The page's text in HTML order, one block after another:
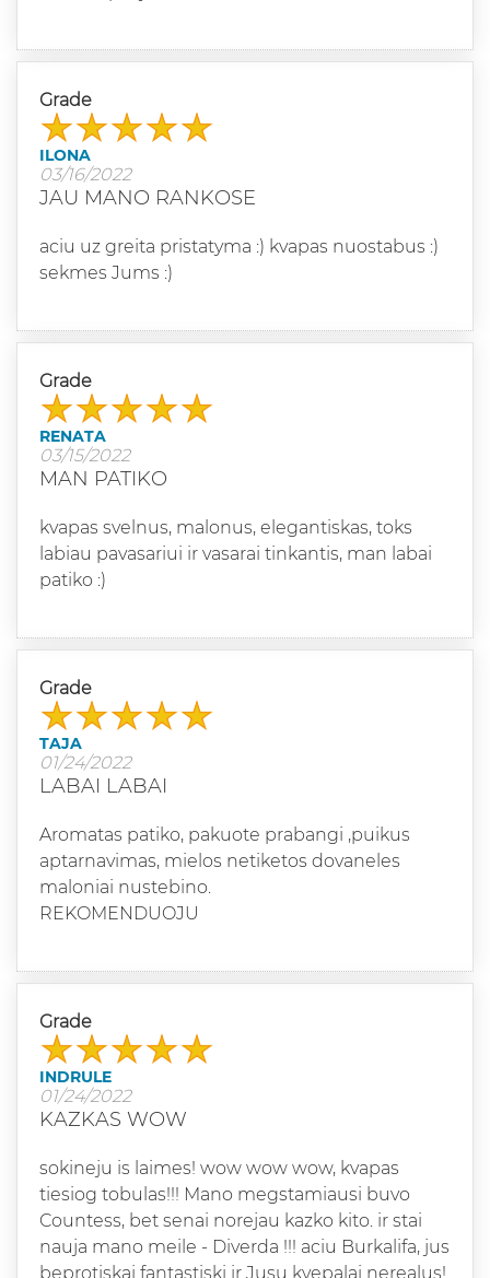
Grade
ILONA
03/16/2022
JAU MANO RANKOSE
aciu uz greita pristatyma :) kvapas nuostabus :)
sekmes Jums :)
Grade
RENATA
03/15/2022
MAN PATIKO
kvapas svelnus, malonus, elegantiskas, toks
labiau pavasariui ir vasarai tinkantis, man labai
patiko :)
Grade
TAJA
01/24/2022
LABAI LABAI
Aromatas patiko, pakuote prabangi ,puikus
aptarnavimas, mielos netiketos dovaneles
maloniai nustebino.
REKOMENDUOJU
Grade
INDRULE
01/24/2022
KAZKAS WOW
sokineju is laimes! wow wow wow, kvapas
tiesiog tobulas!!! Mano megstamiausi buvo
Countess, bet senai norejau kazko kito. ir stai
nauja mano meile - Diverda !!! aciu Burkalifa, jus
beprotiskai fantastiski ir Jusu kvepalai nerealus!